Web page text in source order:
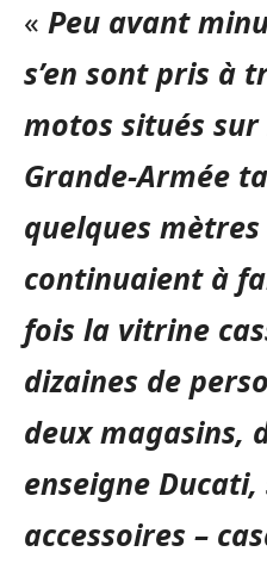
« Peu avant
s’en sont pris à
motos situés sur
Grande-Armée
quelques mètres
continuaient à
fois la vitrine
dizaines de
deux magasins,
enseigne Ducati,
accessoires –